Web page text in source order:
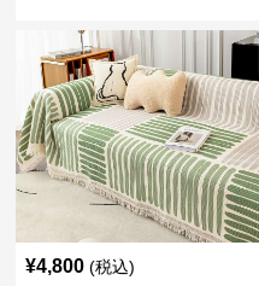
¥4,800 (税込)